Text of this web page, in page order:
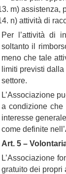
m) assistenza,
n) attività di
Per l’attività di
soltanto il
meno che tale
limiti previsti
settore.
L’Associazione
a condizione
interesse
come definite
Art. 5 –
L’Associazione
gratuito dei propri